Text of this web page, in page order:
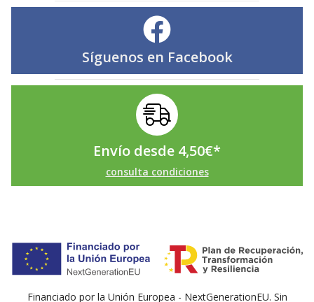
Síguenos en Facebook
Envío desde 4,50€*
consulta condiciones
Financiado por la Unión Europea - NextGenerationEU. Sin